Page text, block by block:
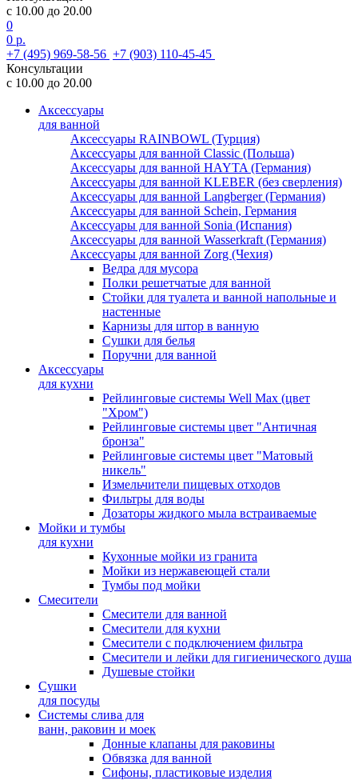
с 10.00 до 20.00
0
0 р.
+7 (495) 969-58-56 +7 (903) 110-45-45
Консультации
с 10.00 до 20.00
Аксессуары
для ванной
Аксессуары RAINBOWL (Турция)
Аксессуары для ванной Classic (Польша)
Аксессуары для ванной HAYTA (Германия)
Аксессуары для ванной KLEBER (без сверления)
Аксессуары для ванной Langberger (Германия)
Аксессуары для ванной Schein, Германия
Аксессуары для ванной Sonia (Испания)
Аксессуары для ванной Wasserkraft (Германия)
Аксессуары для ванной Zorg (Чехия)
Ведра для мусора
Полки решетчатые для ванной
Стойки для туалета и ванной напольные и
настенные
Карнизы для штор в ванную
Сушки для белья
Поручни для ванной
Аксессуары
для кухни
Рейлинговые системы Well Max (цвет
"Хром")
Рейлинговые системы цвет "Античная
бронза"
Рейлинговые системы цвет "Матовый
никель"
Измельчители пищевых отходов
Фильтры для воды
Дозаторы жидкого мыла встраиваемые
Мойки и тумбы
для кухни
Кухонные мойки из гранита
Мойки из нержавеющей стали
Тумбы под мойки
Смесители
Смесители для ванной
Смесители для кухни
Смесители с подключением фильтра
Cмесители и лейки для гигиенического душа
Душевые стойки
Сушки
для посуды
Системы слива для
ванн, раковин и моек
Донные клапаны для раковины
Обвязка для ванной
Сифоны, пластиковые изделия